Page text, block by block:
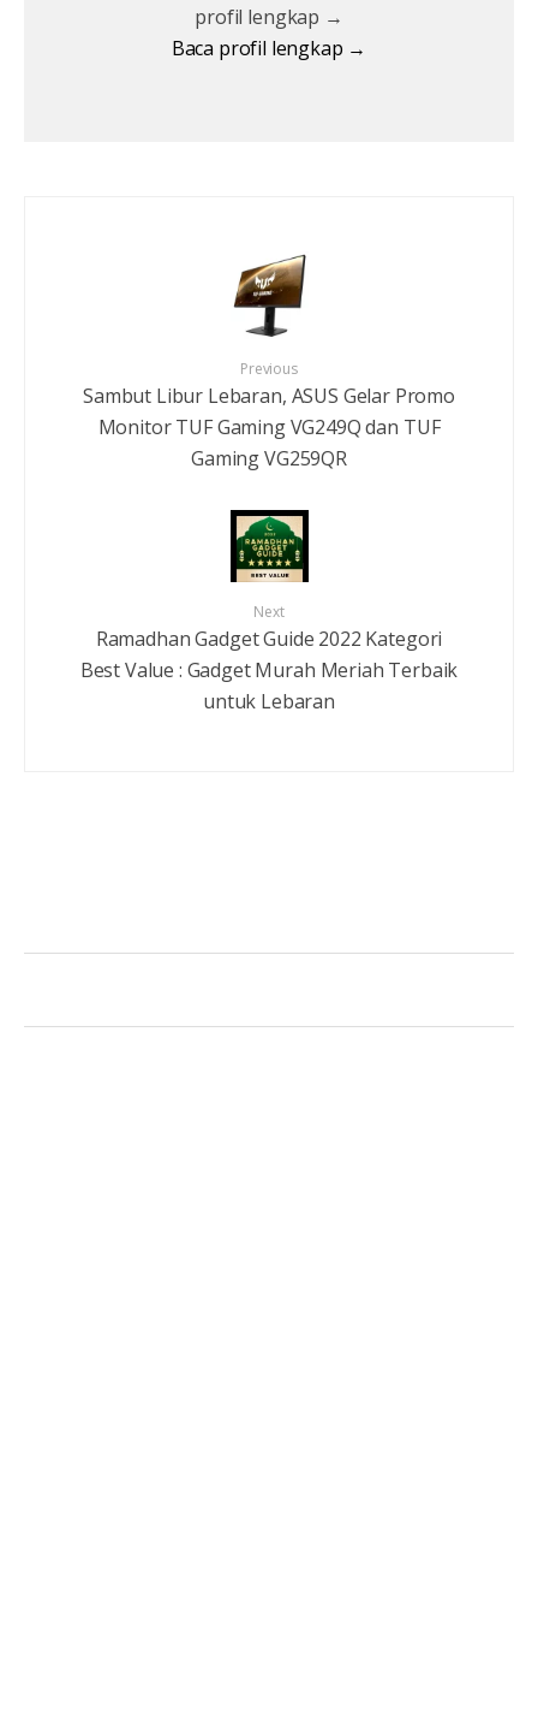
profil lengkap →
Baca profil lengkap →
Previous
Sambut Libur Lebaran, ASUS Gelar Promo
Monitor TUF Gaming VG249Q dan TUF
Gaming VG259QR
Next
Ramadhan Gadget Guide 2022 Kategori
Best Value : Gadget Murah Meriah Terbaik
untuk Lebaran